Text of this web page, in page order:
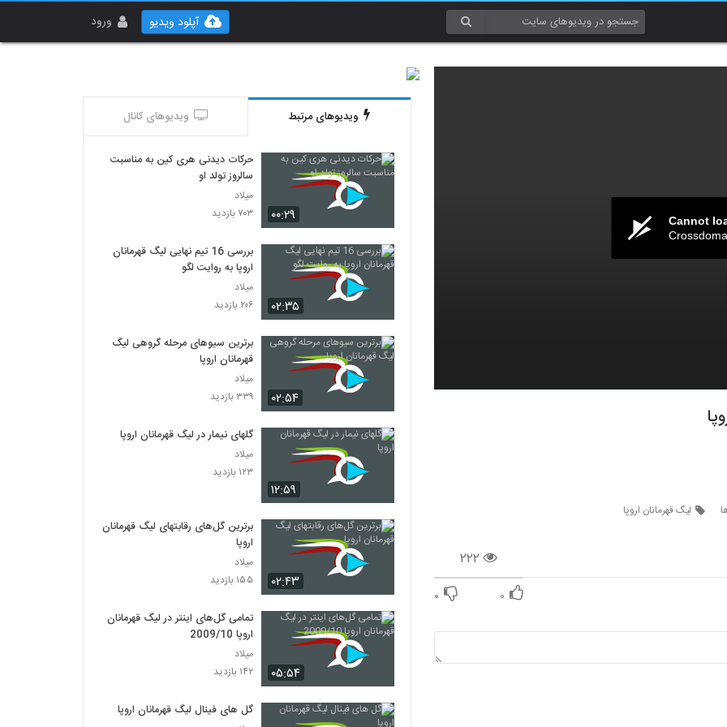
ورود آپلود ویدیو
Cannot
لیگ قهرمانان اروپا
۲۲۲
۰ ۰
ویدیوهای مرتبط ویدیوهای کانال
۰۰:۲۹
حرکات دیدنی هری کین به مناسبت
سالروز تولد او
میلاد
۷۰۳ بازدید
۰۲:۳۵
بررسی 16 تیم نهایی لیگ قهرمانان
اروپا به روایت لگو
میلاد
۲۰۶ بازدید
۰۲:۵۴
برترین سیوهای مرحله گروهی لیگ
قهرمانان اروپا
میلاد
۳۳۹ بازدید
۱۲:۵۹
گلهای نیمار در لیگ قهرمانان اروپا
میلاد
۱۲۳ بازدید
۰۲:۴۳
برترین گل‌های رقابتهای لیگ قهرمانان
اروپا
میلاد
۱۵۵ بازدید
۰۵:۵۴
تمامی گل‌های اینتر در لیگ قهرمانان
اروپا 2009/10
میلاد
۱۴۲ بازدید
گل های فینال لیگ قهرمانان اروپا